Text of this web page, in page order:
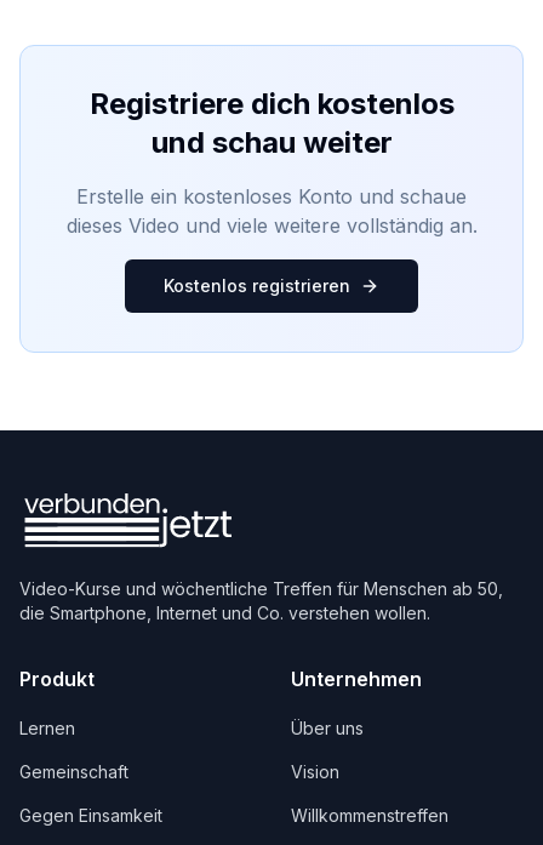
Registriere dich kostenlos
und schau weiter
Erstelle ein kostenloses Konto und schaue
dieses Video und viele weitere vollständig an.
Kostenlos registrieren
Video-Kurse und wöchentliche Treffen für Menschen ab 50,
die Smartphone, Internet und Co. verstehen wollen.
Produkt
Lernen
Gemeinschaft
Gegen Einsamkeit
Unternehmen
Über uns
Vision
Willkommenstreffen